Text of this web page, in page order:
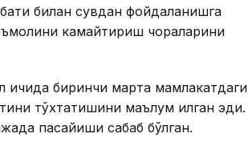
билан сувдан фойдаланишга
камайтириш чораларини
ичида биринчи марта мамлакатдаги
тўхтатишини маълум қилган эди.
пасайиши сабаб бўлган.